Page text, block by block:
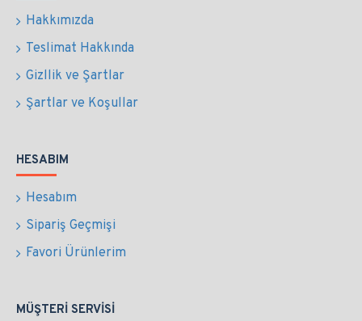
Hakkımızda
Teslimat Hakkında
Gizllik ve Şartlar
Şartlar ve Koşullar
HESABIM
Hesabım
Sipariş Geçmişi
Favori Ürünlerim
MÜŞTERI SERVISI